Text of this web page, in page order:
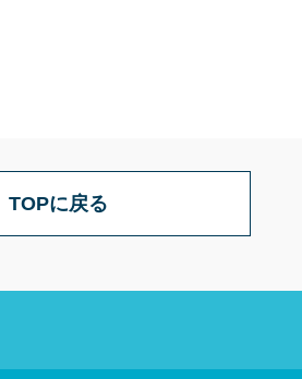
TOPに戻る